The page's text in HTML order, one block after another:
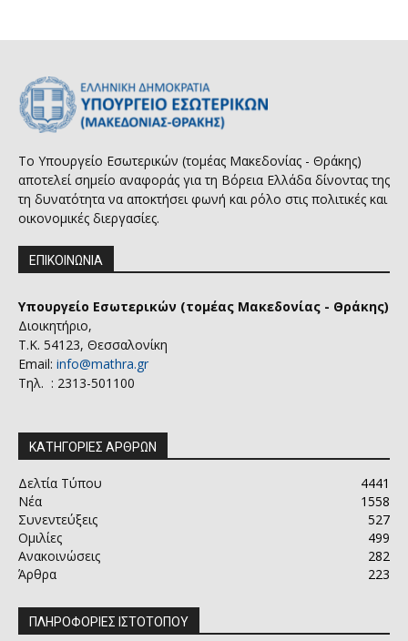
Το Υπουργείο Εσωτερικών (τομέας Μακεδονίας - Θράκης)
αποτελεί σημείο αναφοράς για τη Βόρεια Ελλάδα δίνοντας της
τη δυνατότητα να αποκτήσει φωνή και ρόλο στις πολιτικές και
οικονομικές διεργασίες.
ΕΠΙΚΟΙΝΩΝΙΑ
Υπουργείο Εσωτερικών (τομέας Μακεδονίας - Θράκης)
Διοικητήριο,
Τ.Κ. 54123, Θεσσαλονίκη
Email: info@mathra.gr
Τηλ. : 2313-501100
ΚΑΤΗΓΟΡΙΕΣ ΑΡΘΡΩΝ
Δελτία Τύπου
4441
Νέα
1558
Συνεντεύξεις
527
Ομιλίες
499
Ανακοινώσεις
282
Άρθρα
223
ΠΛΗΡΟΦΟΡΙΕΣ ΙΣΤΟΤΟΠΟΥ